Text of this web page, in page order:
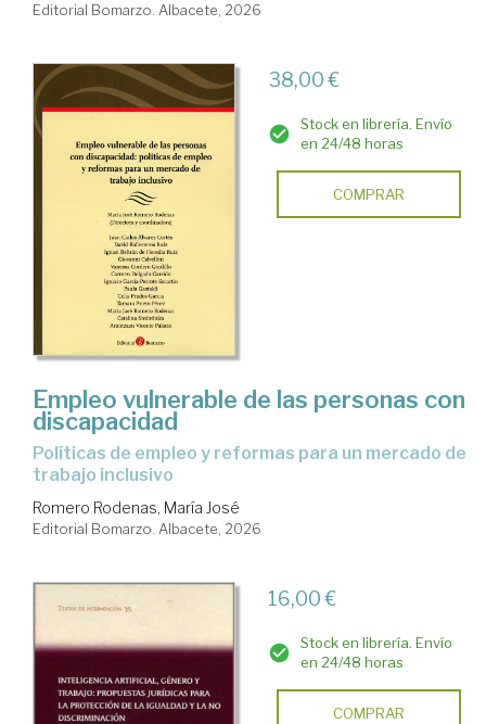
Editorial Bomarzo. Albacete, 2026
38,00 €
Stock en librería. Envío
en 24/48 horas
COMPRAR
Empleo vulnerable de las personas con
discapacidad
políticas de empleo y reformas para un mercado de
trabajo inclusivo
Romero Rodenas, María José
Editorial Bomarzo. Albacete, 2026
16,00 €
Stock en librería. Envío
en 24/48 horas
COMPRAR